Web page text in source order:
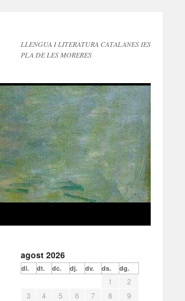
LLENGUA I LITERATURA CATALANES IES
PLA DE LES MORERES
agost 2026
dl. dt. dc. dj. dv. ds. dg.
1
2
3
4 5 6 7 8
9